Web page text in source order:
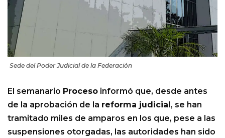
Sede del Poder Judicial de la Federación
El semanario Proceso informó que, desde antes
de la aprobación de la reforma judicial , se han
tramitado miles de amparos en los que, pese a las
suspensiones otorgadas, las autoridades han sido